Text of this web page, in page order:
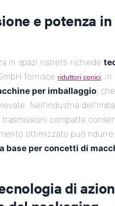
e potenza
in spazi ristretti richiede
fornisce riduttori conici, in
per imballaggio,
Nell’industria
compatte
ottimizzato può ridurre
base per concetti di
di